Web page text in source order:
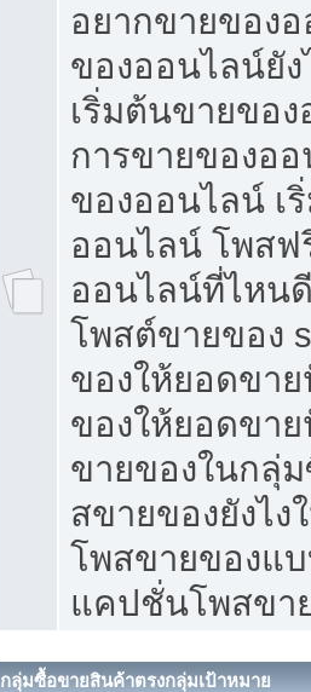
อยากขายของ
ของออนไลน์ยั
เริ่มต้นขายของ
การขายของอ
ของออนไลน์ เ
ออนไลน์ โพสฟ
ออนไลน์ที่ไหน
โพสต์ขายของ
ของให้ยอดขา
ของให้ยอดขา
ขายของในกลุ่
สขายของยังไ
โพสขายของแ
แคปชั่นโพสขา
กลุ่มซื้อขายสินค้าตรงกลุ่มเป้าหมาย